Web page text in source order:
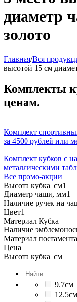
диаметр
золото
Главная/Вся
высотой 15 см
Комплекты
ценам.
Комплект
за 4500 рублей или
Комплект кубков с
металлическими
Все промо-акции
Высота кубка, см1
Диаметр чаши, мм1
Наличие ручек на
Цвет1
Материал Кубка
Наличие
Материал постамента
Цена
Высота кубка, см
9.7см
12.5см